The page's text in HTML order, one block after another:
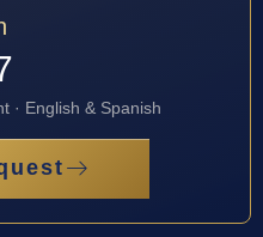
· English & Spanish